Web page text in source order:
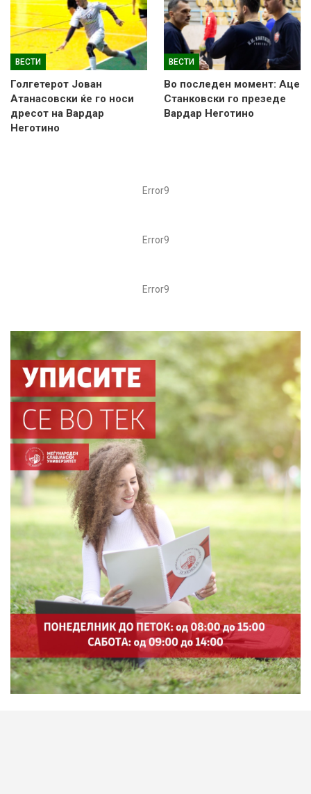
ВЕСТИ
Голгетерот Јован
Атанасовски ќе го носи
дресот на Вардар
Неготино
ВЕСТИ
Во последен момент: Аце
Станковски го презеде
Вардар Неготино
Error9
Error9
Error9